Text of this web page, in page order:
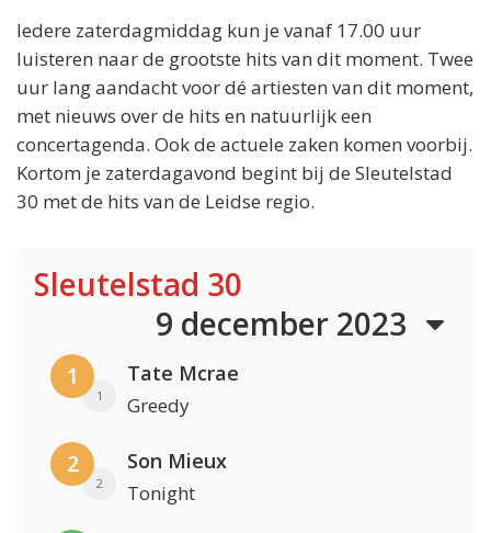
Iedere zaterdagmiddag kun je vanaf 17.00 uur
luisteren naar de grootste hits van dit moment. Twee
uur lang aandacht voor dé artiesten van dit moment,
met nieuws over de hits en natuurlijk een
concertagenda. Ook de actuele zaken komen voorbij.
Kortom je zaterdagavond begint bij de Sleutelstad
30 met de hits van de Leidse regio.
Sleutelstad 30
9 december 2023
1
1
Tate Mcrae
Greedy
2
2
Son Mieux
Tonight